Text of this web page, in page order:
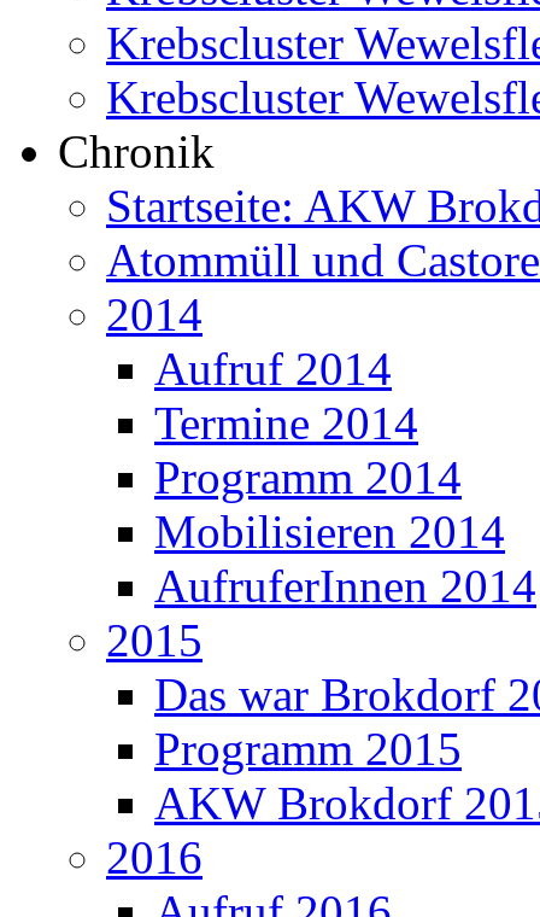
Krebscluster
Krebscluster
Chronik
Startseite: AKW
Atommüll und
2014
Aufruf 2014
Termine 2014
Programm 2014
Mobilisieren 2014
AufruferInnen 2014
2015
Das war Brokdorf
Programm 2015
AKW Brokdorf
2016